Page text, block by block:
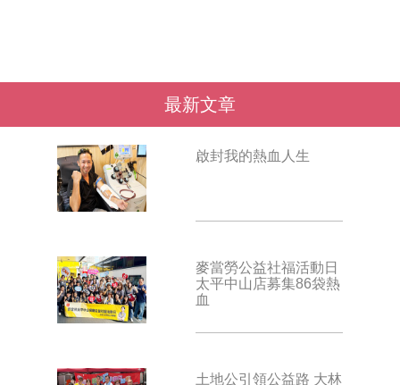
最新文章
啟封我的熱血人生
麥當勞公益社福活動日
太平中山店募集86袋熱
血
土地公引領公益路 大林